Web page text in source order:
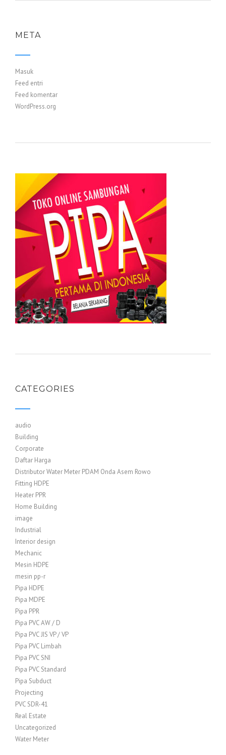
META
Masuk
Feed entri
Feed komentar
WordPress.org
CATEGORIES
audio
Building
Corporate
Daftar Harga
Distributor Water Meter PDAM Onda Asem Rowo
Fitting HDPE
Heater PPR
Home Building
image
Industrial
Interior design
Mechanic
Mesin HDPE
mesin pp-r
Pipa HDPE
Pipa MDPE
Pipa PPR
Pipa PVC AW / D
Pipa PVC JIS VP / VP
Pipa PVC Limbah
Pipa PVC SNI
Pipa PVC Standard
Pipa Subduct
Projecting
PVC SDR-41
Real Estate
Uncategorized
Water Meter